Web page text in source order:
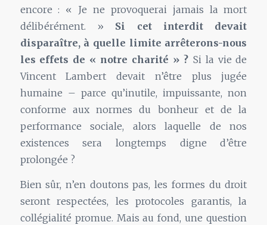
encore : « Je ne provoquerai jamais la mort
délibérément. » Si cet interdit devait
disparaître, à quelle limite arrêterons-nous
les effets de « notre charité » ?Si la vie de
Vincent Lambert devait n’être plus jugée
humaine – parce qu’inutile, impuissante, non
conforme aux normes du bonheur et de la
performance sociale, alors laquelle de nos
existences sera longtemps digne d’être
prolongée ?
Bien sûr, n’en doutons pas, les formes du droit
seront respectées, les protocoles garantis, la
collégialité promue. Mais au fond, une question